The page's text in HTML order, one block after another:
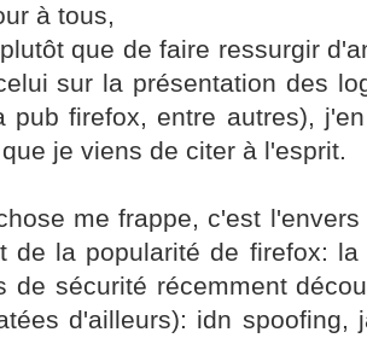
à tous,
que de faire ressurgir
sur la présentation des
pub firefox, entre autres),
je viens de citer à l'esprit.
me frappe, c'est
de la popularité de firefox:
de sécurité récemment
d'ailleurs): idn spoofing,